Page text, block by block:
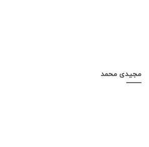
مجیدی محمد